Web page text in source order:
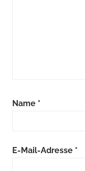
Name *
E-Mail-Adresse *